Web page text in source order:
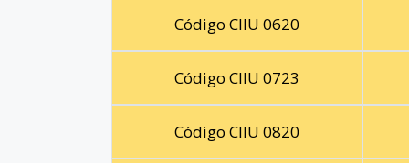
Código CIIU 0620
Código CIIU 0723
Código CIIU 0820